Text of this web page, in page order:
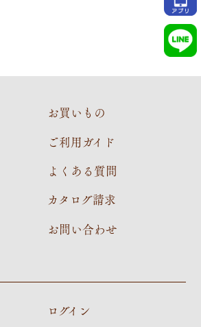
お買いもの
ご利用ガイド
よくある質問
カタログ請求
お問い合わせ
ログイン